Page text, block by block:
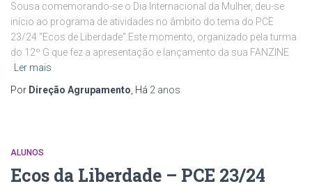
Sousa comemorando-se o Dia Internacional da Mulher, deu-se
início ao programa de atividades no âmbito do tema do PCE
23/24 “Ecos de Liberdade”.Este momento, organizado pela turma
do 12º G que fez a apresentação e lançamento da sua FANZINE
Ler mais
Por Direção Agrupamento , Há 2 anos
ALUNOS
Ecos da Liberdade – PCE 23/24